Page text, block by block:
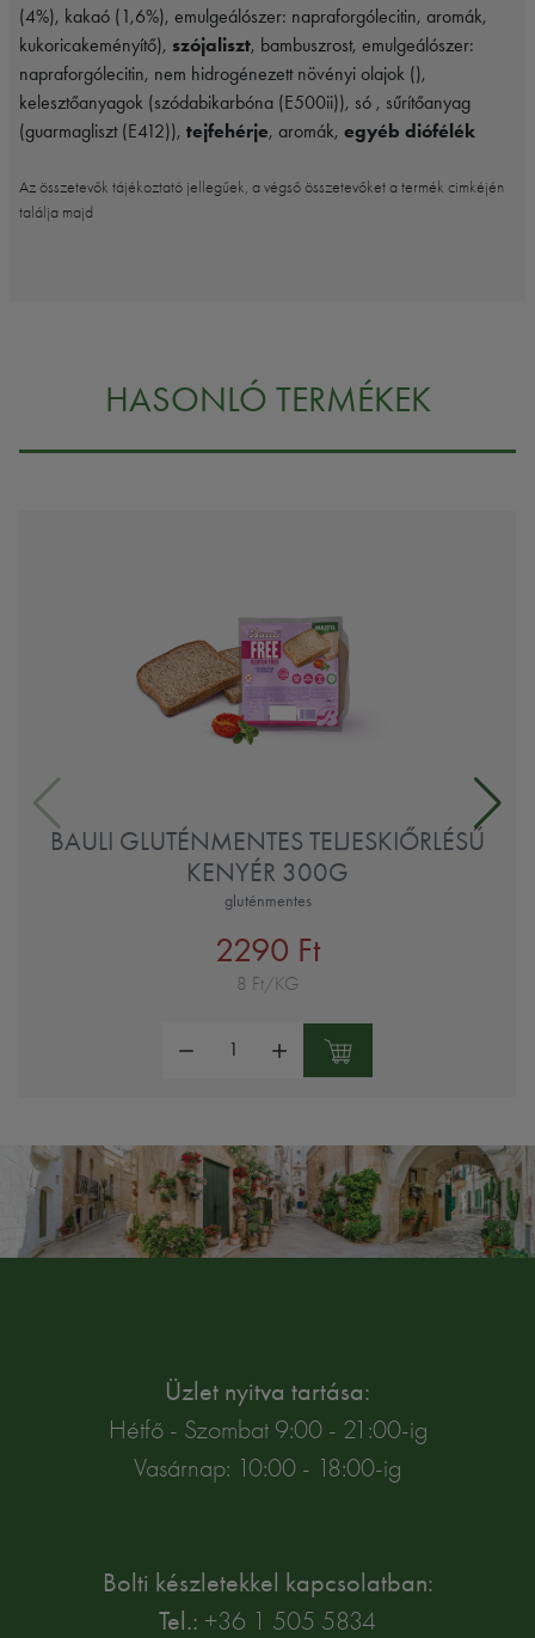
(4%), kakaó (1,6%), emulgeálószer: napraforgólecitin, aromák,
kukoricakeményítő), szójaliszt, bambuszrost, emulgeálószer:
napraforgólecitin, nem hidrogénezett növényi olajok (),
kelesztőanyagok (szódabikarbóna (E500ii)), só , sűrítőanyag
(guarmagliszt (E412)), tejfehérje, aromák, egyéb diófélék
Az összetevők tájékoztató jellegűek, a végső összetevőket a termék cimkéjén
találja majd
HASONLÓ TERMÉKEK
BAULI GLUTÉNMENTES TELJESKIŐRLÉSŰ
KENYÉR 300G
gluténmentes
2290 Ft
8 Ft/KG
Üzlet nyitva tartása:
Hétfő - Szombat 9:00 - 21:00-ig
Vasárnap: 10:00 - 18:00-ig
Bolti készletekkel kapcsolatban:
Tel.: +36 1 505 5834